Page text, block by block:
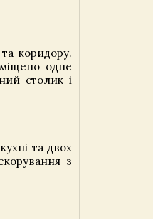
коридору.
одне
столик і
та двох
з